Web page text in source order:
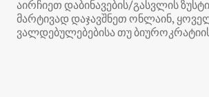
აირჩიეთ დაბინავების/გასვლის
მარტივად დაჯავშნეთ ონლაინ,
ვალდებულებებისა თუ